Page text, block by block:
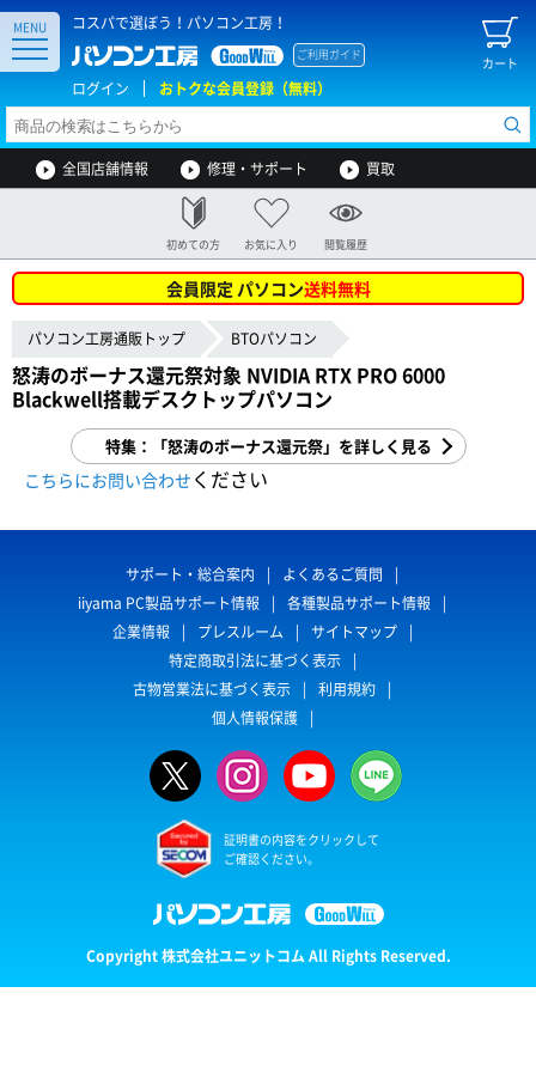
コスパで選ぼう！パソコン工房！
カート
ご利用ガイド
ログイン おトクな会員登録（無料）
MENU
全国店舗情報 修理・サポート 買取
初めての方 お気に入り 閲覧履歴
会員限定 パソコン送料無料
パソコン工房通販トップ BTOパソコン
怒涛のボーナス還元祭対象 NVIDIA RTX PRO 6000
Blackwell搭載デスクトップパソコン
特集：「怒涛のボーナス還元祭」を詳しく見る
こちらにお問い合わせ ください
サポート・総合案内
よくあるご質問
iiyama PC製品サポート情報
各種製品サポート情報
企業情報
プレスルーム
サイトマップ
特定商取引法に基づく表示
古物営業法に基づく表示
利用規約
個人情報保護
証明書の内容をクリックして
ご確認ください。
Copyright 株式会社ユニットコム All Rights Reserved.